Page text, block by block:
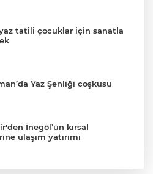
tatili çocuklar için sanatla
Yaz Şenliği coşkusu
İnegöl’ün kırsal
ulaşım yatırımı